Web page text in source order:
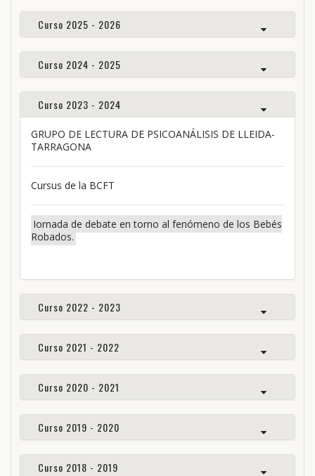
Curso 2025 - 2026
Curso 2024 - 2025
Curso 2023 - 2024
GRUPO DE LECTURA DE PSICOANÁLISIS DE LLEIDA-
TARRAGONA
Cursus de la BCFT
Jornada de debate en torno al fenómeno de los Bebés
Robados.
Curso 2022 - 2023
Curso 2021 - 2022
Curso 2020 - 2021
Curso 2019 - 2020
Curso 2018 - 2019